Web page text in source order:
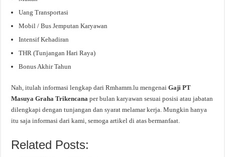
Uang Transportasi
Mobil / Bus Jemputan Karyawan
Intensif Kehadiran
THR (Tunjangan Hari Raya)
Bonus Akhir Tahun
Nah, itulah informasi lengkap dari Rmhamm.lu mengenaiGaji PT
Masuya Graha Trikencanaper bulan karyawan sesuai posisi atau jabatan
dilengkapi dengan tunjangan dan syarat melamar kerja. Mungkin hanya
itu saja informasi dari kami, semoga artikel di atas bermanfaat.
Related Posts: